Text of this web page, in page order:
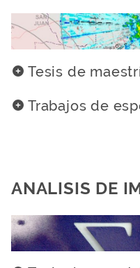
Tesis de
Trabajos de
ANALISIS DE